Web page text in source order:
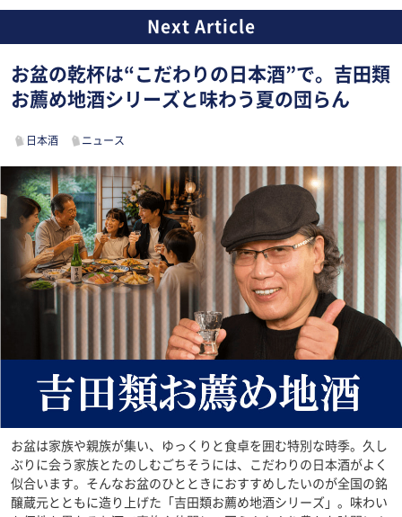
お盆の乾杯は“こだわりの日本酒”で。吉田類
お薦め地酒シリーズと味わう夏の団らん
日本酒 ニュース
お盆は家族や親族が集い、ゆっくりと食卓を囲む特別な時季。久し
ぶりに会う家族とたのしむごちそうには、こだわりの日本酒がよく
似合います。そんなお盆のひとときにおすすめしたいのが全国の銘
醸蔵元とともに造り上げた「吉田類お薦め地酒シリーズ」。味わい